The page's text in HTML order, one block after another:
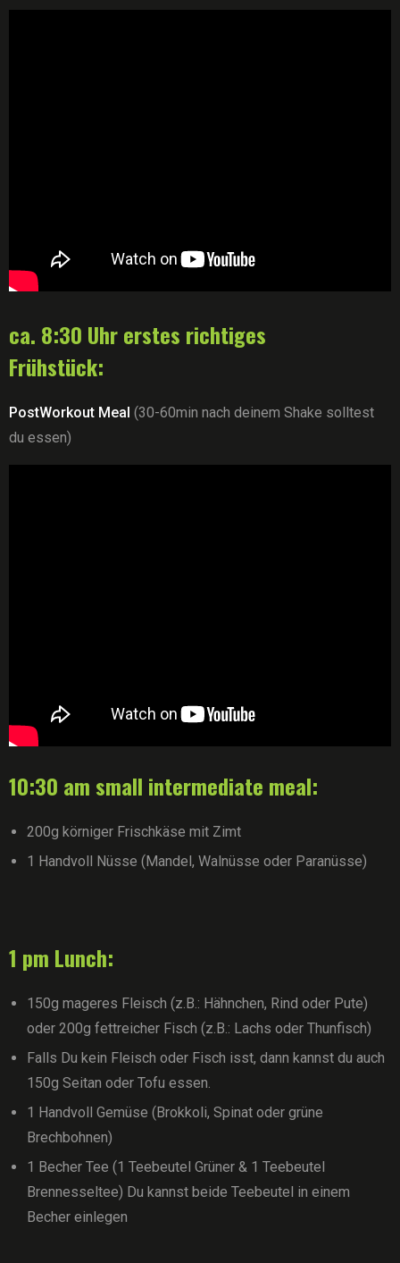
ca. 8:30 Uhr erstes richtiges
Frühstück:
PostWorkout Meal (30-60min nach deinem Shake solltest
du essen)
10:30 am small intermediate meal:
200g körniger Frischkäse mit Zimt
1 Handvoll Nüsse (Mandel, Walnüsse oder Paranüsse)
1 pm Lunch:
150g mageres Fleisch (z.B.: Hähnchen, Rind oder Pute)
oder 200g fettreicher Fisch (z.B.: Lachs oder Thunfisch)
Falls Du kein Fleisch oder Fisch isst, dann kannst du auch
150g Seitan oder Tofu essen.
1 Handvoll Gemüse (Brokkoli, Spinat oder grüne
Brechbohnen)
1 Becher Tee (1 Teebeutel Grüner & 1 Teebeutel
Brennesseltee) Du kannst beide Teebeutel in einem
Becher einlegen